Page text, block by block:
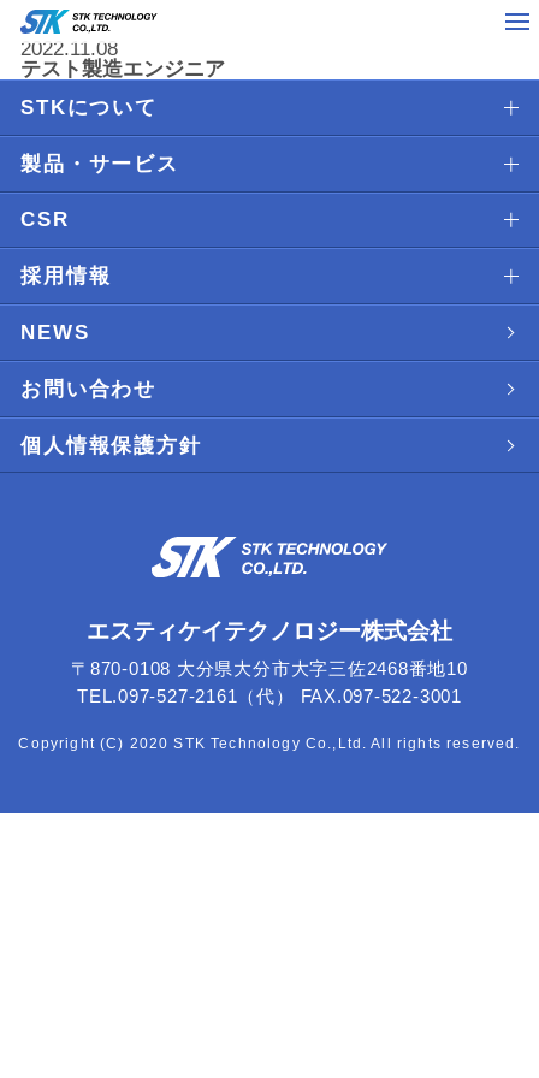
2022.11.08
テスト製造エンジニア
STKについて
製品・サービス
CSR
採用情報
NEWS
お問い合わせ
個人情報保護方針
エスティケイテクノロジー株式会社
〒870-0108 大分県大分市大字三佐2468番地10
TEL.097-527-2161（代） FAX.097-522-3001
Copyright (C) 2020 STK Technology Co.,Ltd. All rights reserved.